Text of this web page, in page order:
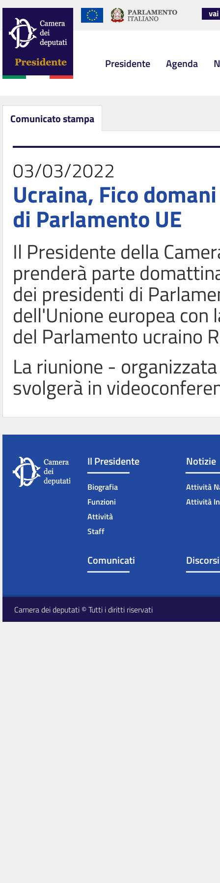
Presidente Agenda
Comunicato stampa
03/03/2022
Ucraina, Fico
di Parlamento UE
Il Presidente della
prenderà parte
dei presidenti di
dell'Unione europea con
del Parlamento ucraino
La riunione -
svolgerà in
Il Presidente
Biografia
Funzioni
Attività
Staff
Notizie
Attività
Attività
Comunicati Discorsi
Camera dei deputati © Tutti i diritti riservati